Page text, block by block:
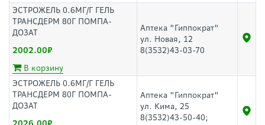
ЭСТРОЖЕЛЬ 0.6МГ/Г ГЕЛЬ
ТРАНСДЕРМ 80Г ПОМПА-
ДОЗАТ
2002.00
В корзину
Аптека "Гиппократ"
ул. Новая, 12
8(3532)43-03-70
ЭСТРОЖЕЛЬ 0.6МГ/Г ГЕЛЬ
ТРАНСДЕРМ 80Г ПОМПА-
ДОЗАТ
Аптека "Гиппократ"
ул. Кима, 25
8(3532)43-50-40;